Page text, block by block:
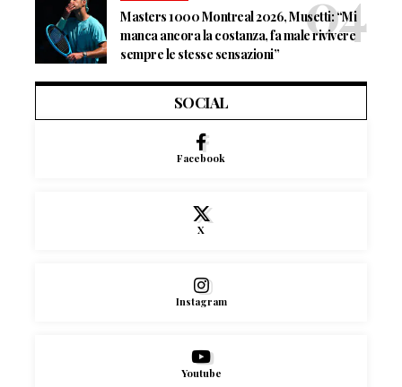
Masters 1000 Montreal 2026, Musetti: “Mi
manca ancora la costanza, fa male rivivere
sempre le stesse sensazioni”
SOCIAL
Facebook
X
Instagram
Youtube